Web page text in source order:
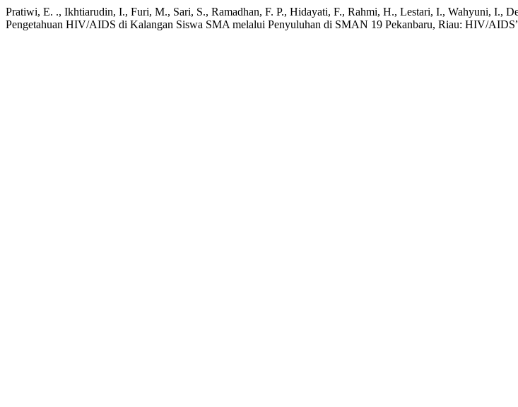
Pratiwi, E. ., Ikhtiarudin, I., Furi, M., Sari, S., Ramadhan, F. P., Hidayati, F., Rahmi, H., Lestari, I., Wahyuni, I.,
Pengetahuan HIV/AIDS di Kalangan Siswa SMA melalui Penyuluhan di SMAN 19 Pekanbaru, Riau: HIV/